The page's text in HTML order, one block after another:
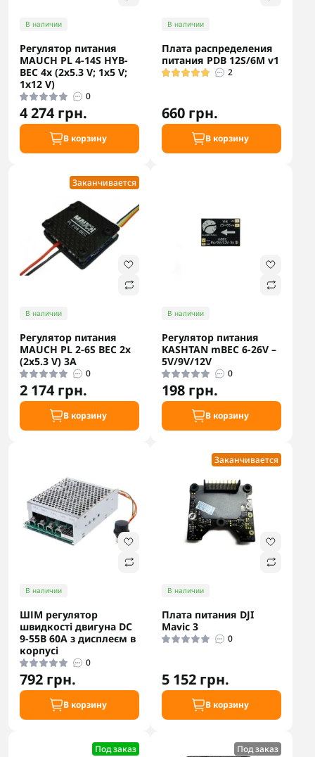
В наличии
Регулятор питания
MAUCH PL 4-14S HYB-
BEC 4x (2x5.3 V; 1х5 V;
1х12 V)
0
4 274 грн.
В корзину
В наличии
Плата распределения
питания PDB 12S/6M v1
2
660 грн.
В корзину
Заканчивается
В наличии
Регулятор питания
MAUCH PL 2-6S BEC 2x
(2x5.3 V) 3A
0
2 174 грн.
В корзину
В наличии
Регулятор питания
KASHTAN mBEC 6-26V –
5V/9V/12V
0
198 грн.
В корзину
В наличии
ШІМ регулятор
швидкості двигуна DC
9-55В 60А з дисплеєм в
корпусі
0
792 грн.
В корзину
Заканчивается
В наличии
Плата питания DJI
Mavic 3
0
5 152 грн.
В корзину
Под заказ Под заказ